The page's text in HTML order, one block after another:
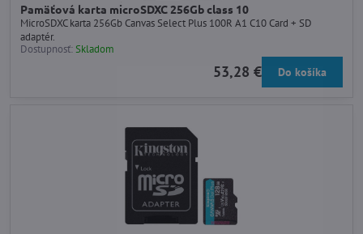
Pamäťová karta microSDXC 256Gb class 10
MicroSDXC karta 256Gb Canvas Select Plus 100R A1 C10 Card + SD
adaptér.
Dostupnosť:Skladom
53,28 € Do košíka